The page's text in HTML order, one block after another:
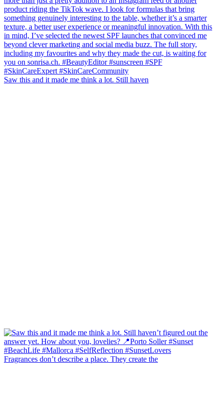
Saw this and it made me think a lot. Still haven
Fragrances don’t describe a place. They create the